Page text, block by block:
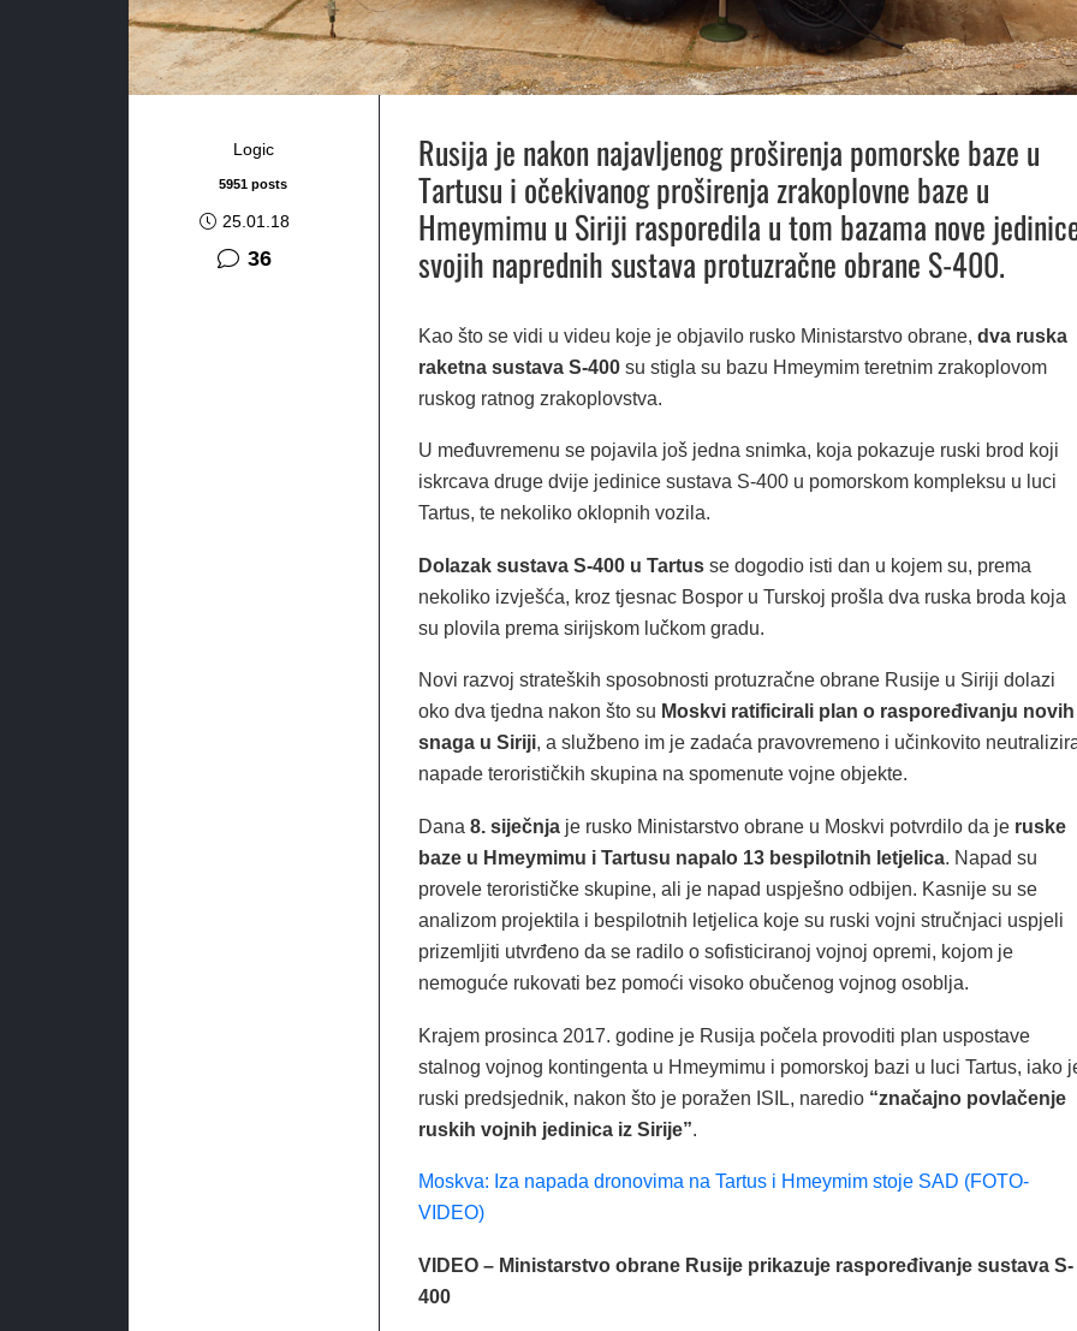
Logic
5951 posts
25.01.18
36komentara
Rusija je nakon najavljenog proširenja pomorske baze u
Tartusu i očekivanog proširenja zrakoplovne baze u
Hmeymimu u Siriji rasporedila u tom bazama nove
svojih naprednih sustava protuzračne obrane S-400.
Kao što se vidi u videu koje je objavilo rusko Ministarstvo obrane, dva ruska
raketna sustava S-400su stigla su bazu Hmeymim teretnim zrakoplovom
ruskog ratnog zrakoplovstva.
U međuvremenu se pojavila još jedna snimka, koja pokazuje ruski brod koji
iskrcava druge dvije jedinice sustava S-400 u pomorskom kompleksu u luci
Tartus, te nekoliko oklopnih vozila.
Dolazak sustava S-400 u Tartusse dogodio isti dan u kojem su, prema
nekoliko izvješća, kroz tjesnac Bospor u Turskoj prošla dva ruska broda koja
su plovila prema sirijskom lučkom gradu.
Novi razvoj strateških sposobnosti protuzračne obrane Rusije u Siriji dolazi
oko dva tjedna nakon što su Moskvi ratificirali plan o raspoređivanju novih
snaga u Siriji, a službeno im je zadaća pravovremeno i učinkovito
napade terorističkih skupina na spomenute vojne objekte.
Dana 8. siječnjaje rusko Ministarstvo obrane u Moskvi potvrdilo da je ruske
baze u Hmeymimu i Tartusu napalo 13 bespilotnih letjelica. Napad su
provele terorističke skupine, ali je napad uspješno odbijen. Kasnije su se
analizom projektila i bespilotnih letjelica koje su ruski vojni stručnjaci uspjeli
prizemljiti utvrđeno da se radilo o sofisticiranoj vojnoj opremi, kojom je
nemoguće rukovati bez pomoći visoko obučenog vojnog osoblja.
Krajem prosinca 2017. godine je Rusija počela provoditi plan uspostave
stalnog vojnog kontingenta u Hmeymimu i pomorskoj bazi u luci Tartus, iako
ruski predsjednik, nakon što je poražen ISIL, naredio “značajno povlačenje
ruskih vojnih jedinica iz Sirije”.
Moskva: Iza napada dronovima na Tartus i Hmeymim stoje SAD (FOTO-
VIDEO)
VIDEO – Ministarstvo obrane Rusije prikazuje raspoređivanje sustava S-
400